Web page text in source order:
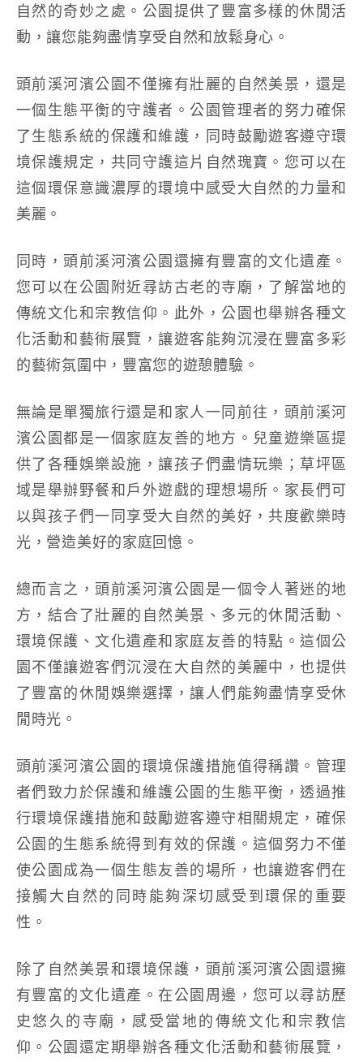
自然的奇妙之處。公園提供了豐富多樣的休閒活
動，讓您能夠盡情享受自然和放鬆身心。
頭前溪河濱公園不僅擁有壯麗的自然美景，還是
一個生態平衡的守護者。公園管理者的努力確保
了生態系統的保護和維護，同時鼓勵遊客遵守環
境保護規定，共同守護這片自然瑰寶。您可以在
這個環保意識濃厚的環境中感受大自然的力量和
美麗。
同時，頭前溪河濱公園還擁有豐富的文化遺產。
您可以在公園附近尋訪古老的寺廟，了解當地的
傳統文化和宗教信仰。此外，公園也舉辦各種文
化活動和藝術展覽，讓遊客能夠沉浸在豐富多彩
的藝術氛圍中，豐富您的遊憩體驗。
無論是單獨旅行還是和家人一同前往，頭前溪河
濱公園都是一個家庭友善的地方。兒童遊樂區提
供了各種娛樂設施，讓孩子們盡情玩樂；草坪區
域是舉辦野餐和戶外遊戲的理想場所。家長們可
以與孩子們一同享受大自然的美好，共度歡樂時
光，營造美好的家庭回憶。
總而言之，頭前溪河濱公園是一個令人著迷的地
方，結合了壯麗的自然美景、多元的休閒活動、
環境保護、文化遺產和家庭友善的特點。這個公
園不僅讓遊客們沉浸在大自然的美麗中，也提供
了豐富的休閒娛樂選擇，讓人們能夠盡情享受休
閒時光。
頭前溪河濱公園的環境保護措施值得稱讚。管理
者們致力於保護和維護公園的生態平衡，透過推
行環境保護措施和鼓勵遊客遵守相關規定，確保
公園的生態系統得到有效的保護。這個努力不僅
使公園成為一個生態友善的場所，也讓遊客們在
接觸大自然的同時能夠深切感受到環保的重要
性。
除了自然美景和環境保護，頭前溪河濱公園還擁
有豐富的文化遺產。在公園周邊，您可以尋訪歷
史悠久的寺廟，感受當地的傳統文化和宗教信
仰。公園還定期舉辦各種文化活動和藝術展覽，